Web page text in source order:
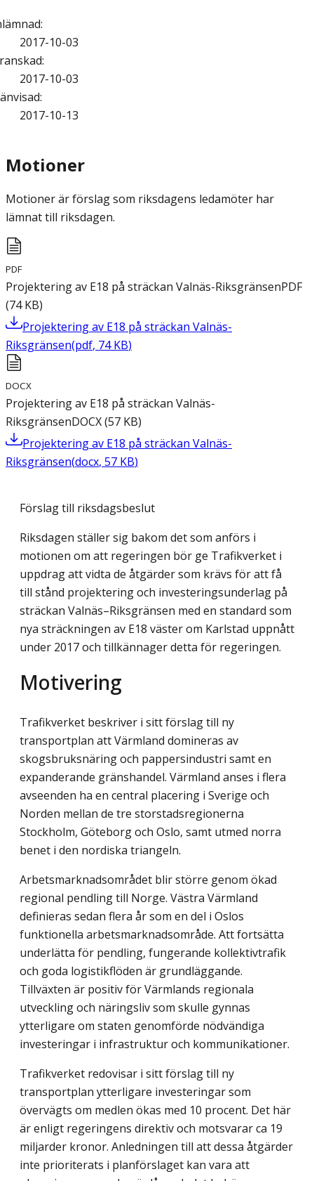
:
2017-10-03
:
2017-10-03
:
2017-10-13
Motioner
Motioner är förslag som riksdagens ledamöter har
lämnat till riksdagen.
PDF
Projektering av E18 på sträckan Valnäs-RiksgränsenPDF
(74 KB)
Projektering av E18 på sträckan Valnäs-
Riksgränsen(pdf, 74 KB)
DOCX
Projektering av E18 på sträckan Valnäs-
RiksgränsenDOCX(57 KB)
Projektering av E18 på sträckan Valnäs-
Riksgränsen(docx, 57 KB)
Förslag till riksdagsbeslut
Riksdagen ställer sig bakom det som anförs i
motionen om att regeringen bör ge Trafikverket i
uppdrag att vidta de åtgärder som krävs för att få
till stånd projektering och investeringsunderlag på
sträckan Valnäs–Riksgränsen med en standard som
nya sträckningen av E18 väster om Karlstad uppnått
under 2017 och tillkännager detta för regeringen.
Motivering
Trafikverket beskriver i sitt förslag till ny
transportplan att Värmland domineras av
skogsbruksnäring och pappersindustri samt en
expanderande gränshandel. Värmland anses i flera
avseenden ha en central placering i Sverige och
Norden mellan de tre storstadsregionerna
Stockholm, Göteborg och Oslo, samt utmed norra
benet i den nordiska triangeln.
Arbetsmarknadsområdet blir större genom ökad
regional pendling till Norge. Västra Värmland
definieras sedan flera år som en del i Oslos
funktionella arbetsmarknadsområde. Att fortsätta
underlätta för pendling, fungerande kollektivtrafik
och goda logistikflöden är grundläggande.
Tillväxten är positiv för Värmlands regionala
utveckling och näringsliv som skulle gynnas
ytterligare om staten genomförde nödvändiga
investeringar i infrastruktur och kommunikationer.
Trafikverket redovisar i sitt förslag till ny
transportplan ytterligare investeringar som
övervägts om medlen ökas med 10 procent. Det här
är enligt regeringens direktiv och motsvarar ca 19
miljarder kronor. Anledningen till att dessa åtgärder
inte prioriterats i planförslaget kan vara att